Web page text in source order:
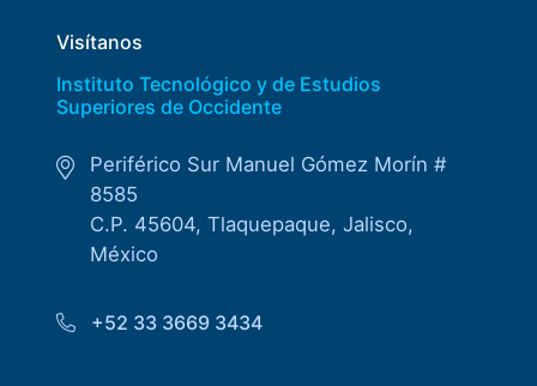
Visítanos
Instituto Tecnológico y de Estudios
Superiores de Occidente
Periférico Sur Manuel Gómez Morín #
8585
C.P. 45604, Tlaquepaque, Jalisco,
México
+52 33 3669 3434